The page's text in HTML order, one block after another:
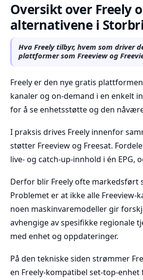
Oversikt over Freely
alternativene i
Hva Freely tilbyr, hvem som driver
plattformer som Freeview og
Freely er den nye gratis
kanaler og on-demand i en enkelt
for å se enhetsstøtte og den
I praksis drives Freely innenfor
støtter Freeview og Freesat.
live- og catch-up-innhold i én
Derfor blir Freely ofte markedsført
Problemet er at ikke alle
noen maskinvaremodeller gir
avhengige av spesifikke regionale
med enhet og oppdateringer.
På den tekniske siden strømmer
en Freely-kompatibel set-top-